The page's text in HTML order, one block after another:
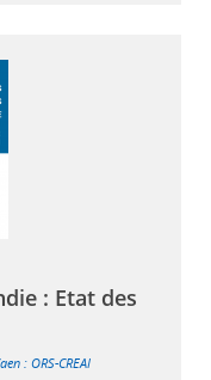
: Etat des
: ORS-CREAI